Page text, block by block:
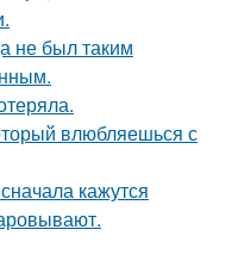
не был таким
влюбляешься с
кажутся